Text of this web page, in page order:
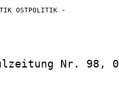
OSTPOLITIK -
Nr. 98,